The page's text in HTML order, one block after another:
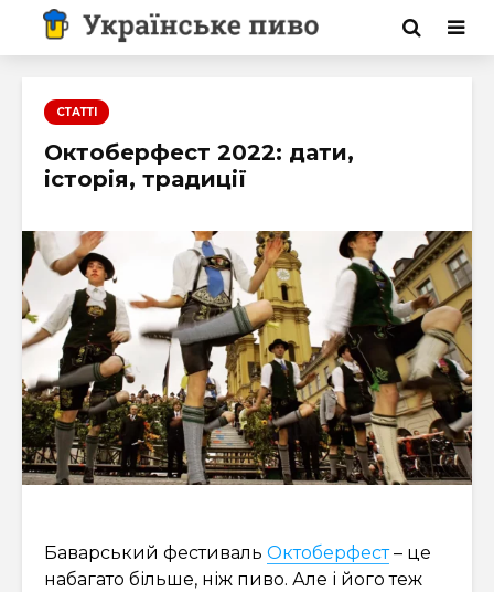
СТАТТІ
Октоберфест 2022: дати,
історія, традиції
Баварський фестиваль Октоберфест– це
набагато більше, ніж пиво. Але і його теж